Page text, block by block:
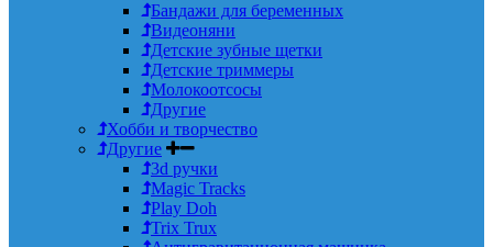
Бандажи для беременных
Видеоняни
Детские зубные щетки
Детские триммеры
Молокоотсосы
Другие
Хобби и творчество
Другие
3d ручки
Magic Tracks
Play Doh
Trix Trux